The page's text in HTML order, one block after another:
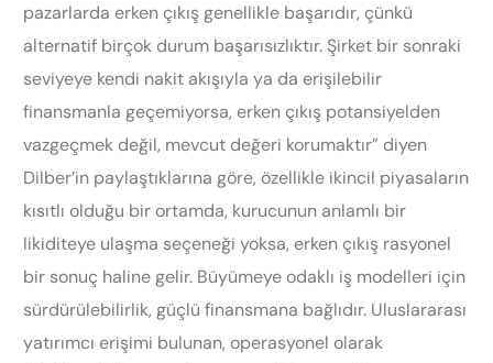
pazarlarda erken çıkış genellikle başarıdır, çünkü
alternatif birçok durum başarısızlıktır. Şirket bir sonraki
seviyeye kendi nakit akışıyla ya da erişilebilir
finansmanla geçemiyorsa, erken çıkış potansiyelden
vazgeçmek değil, mevcut değeri korumaktır” diyen
Dilber’in paylaştıklarına göre, özellikle ikincil piyasaların
kısıtlı olduğu bir ortamda, kurucunun anlamlı bir
likiditeye ulaşma seçeneği yoksa, erken çıkış rasyonel
bir sonuç haline gelir. Büyümeye odaklı iş modelleri için
sürdürülebilirlik, güçlü finansmana bağlıdır. Uluslararası
yatırımcı erişimi bulunan, operasyonel olarak